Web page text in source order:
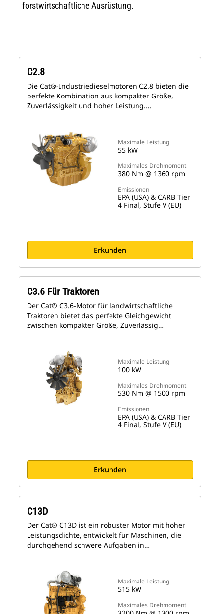
forstwirtschaftliche Ausrüstung.
Maximale Leistung
55 kW
Maximales Drehmoment
380 Nm @ 1360 rpm
Emissionen
EPA (USA) & CARB Tier
4 Final, Stufe V (EU)
C2.8
Die Cat®-Industriedieselmotoren C2.8 bieten die
perfekte Kombination aus kompakter Größe,
Zuverlässigkeit und hoher Leistung.…
Erkunden
Maximale Leistung
100 kW
Maximales Drehmoment
530 Nm @ 1500 rpm
Emissionen
EPA (USA) & CARB Tier
4 Final, Stufe V (EU)
C3.6 Für Traktoren
Der Cat® C3.6-Motor für landwirtschaftliche
Traktoren bietet das perfekte Gleichgewicht
zwischen kompakter Größe, Zuverlässig…
Erkunden
Maximale Leistung
515 kW
Maximales Drehmoment
C13D
Der Cat® C13D ist ein robuster Motor mit hoher
Leistungsdichte, entwickelt für Maschinen, die
durchgehend schwere Aufgaben in…